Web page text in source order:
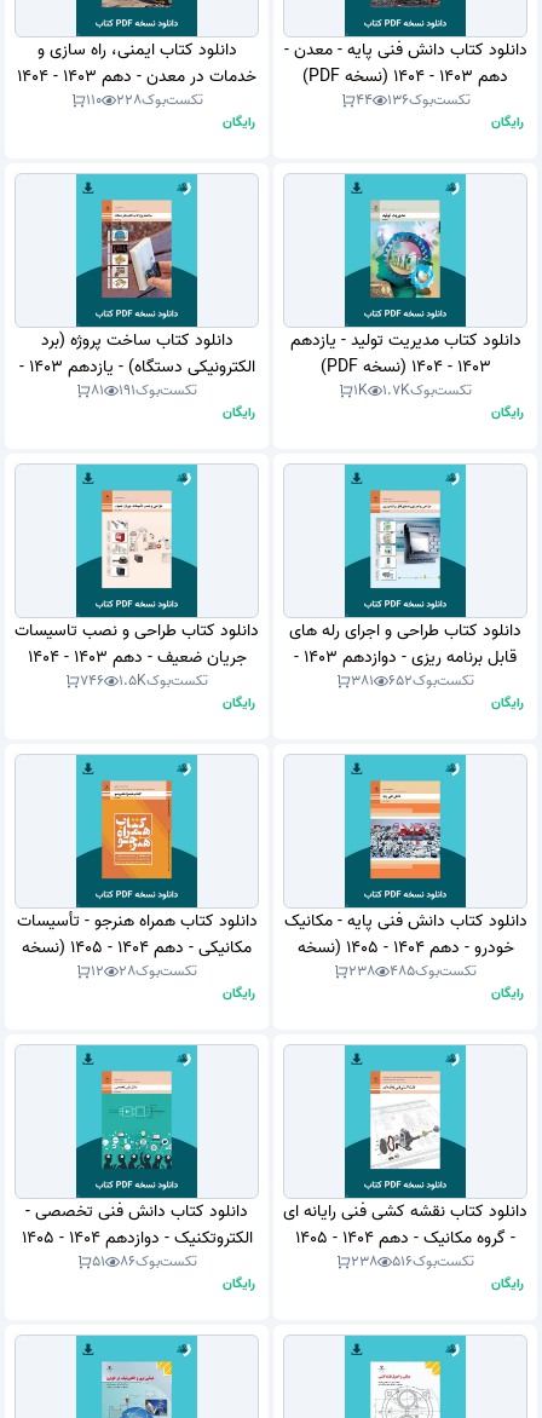
دانلود کتاب دانش فنی پایه - معدن -
دهم 1403 - 1404 (نسخه PDF)
تکست‌بوک136
44
رایگان
دانلود کتاب ایمنی، راه سازی و
خدمات در معدن - دهم 1403 - 1404
(نسخه PDF)
تکست‌بوک228
110
رایگان
دانلود کتاب مدیریت تولید - یازدهم
1403 - 1404 (نسخه PDF)
تکست‌بوک1.7K
1K
رایگان
دانلود کتاب ساخت پروژه (برد
الکترونیکی دستگاه) - یازدهم 1403 -
1404 (نسخه PDF)
تکست‌بوک191
81
رایگان
دانلود کتاب طراحی و اجرای رله های
قابل برنامه ریزی - دوازدهم 1403 -
1404 (نسخه PDF)
تکست‌بوک652
381
رایگان
دانلود کتاب طراحی و نصب تاسیسات
جریان ضعیف - دهم 1403 - 1404
(نسخه PDF)
تکست‌بوک1.5K
746
رایگان
دانلود کتاب دانش فنی پایه - مکانیک
خودرو - دهم 1404 - 1405 (نسخه
PDF)تکست‌بوک485
238
رایگان
دانلود کتاب همراه هنرجو - تأسیسات
مکانیکی - دهم 1404 - 1405 (نسخه
PDF)
تکست‌بوک28
12
رایگان
دانلود کتاب نقشه کشی فنی رایانه ای
- گروه مکانیک - دهم 1404 - 1405
(نسخه PDF)
تکست‌بوک516
238
رایگان
دانلود کتاب دانش فنی تخصصی -
الکتروتکنیک - دوازدهم 1404 - 1405
(نسخه PDF)
تکست‌بوک86
51
رایگان